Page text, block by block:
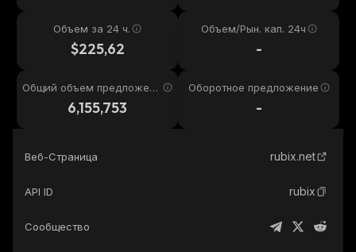
Объем за 24 ч.
$225,62
Объем/Рын. кап. 24ч
-
Общий объем предложени
6,155,753
Оборотное предложение
-
Веб-Страница rubix.net
API ID rubix
Сообщество